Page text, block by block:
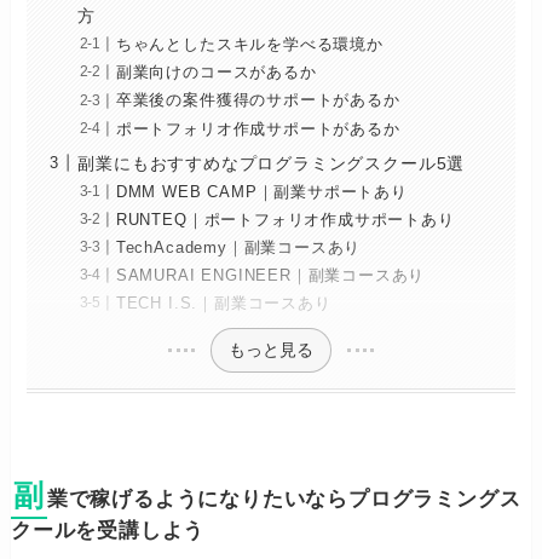
方
ちゃんとしたスキルを学べる環境か
副業向けのコースがあるか
卒業後の案件獲得のサポートがあるか
ポートフォリオ作成サポートがあるか
副業にもおすすめなプログラミングスクール5選
DMM WEB CAMP｜副業サポートあり
RUNTEQ｜ポートフォリオ作成サポートあり
TechAcademy｜副業コースあり
SAMURAI ENGINEER｜副業コースあり
TECH I.S.｜副業コースあり
もっと見る
副 業で稼げるようになりたいならプログラミングス
クールを受講しよう